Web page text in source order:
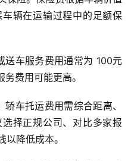
辆在运输过程中的足额保
送车服务费用通常为 100元
费用可能更高。
车托运费用需综合距离、
择正规公司、对比多家报
降低成本。